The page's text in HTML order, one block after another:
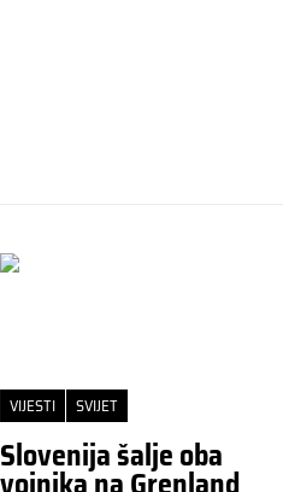
VIJESTI SVIJET
Slovenija šalje oba